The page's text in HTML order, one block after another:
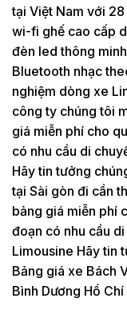
tại Việt Nam với
wi-fi ghế cao cấp
đèn led thông
Bluetooth nhạc
nghiệm dòng xe
công ty chúng tôi
giá miễn phí cho
có nhu cầu di
Hãy tin tưởng
tại Sài gòn đi cần
bảng giá miễn phí
đoạn có nhu cầu
Limousine Hãy tin
Bảng giá xe Bách
Bình Dương Hồ Chí